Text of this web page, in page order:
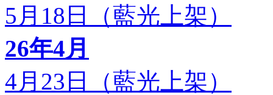
5月18日（藍光上架）
26年4月
4月23日（藍光上架）